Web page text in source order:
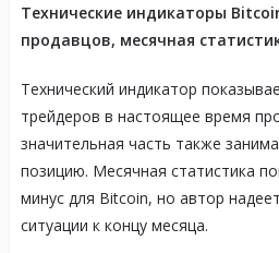
Технические индикаторы
продавцов, месячная
Технический индикатор
трейдеров в настоящее время
значительная часть также
позицию. Месячная статистика
минус для Bitcoin, но автор
ситуации к концу месяца.